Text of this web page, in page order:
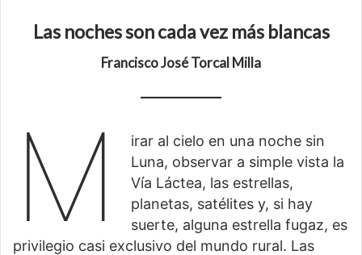
Las noches son cada vez más blancas
Francisco José Torcal Milla
M
irar al cielo en una noche sin
Luna, observar a simple vista la
Vía Láctea, las estrellas,
planetas, satélites y, si hay
suerte, alguna estrella fugaz, es
privilegio casi exclusivo del mundo rural. Las